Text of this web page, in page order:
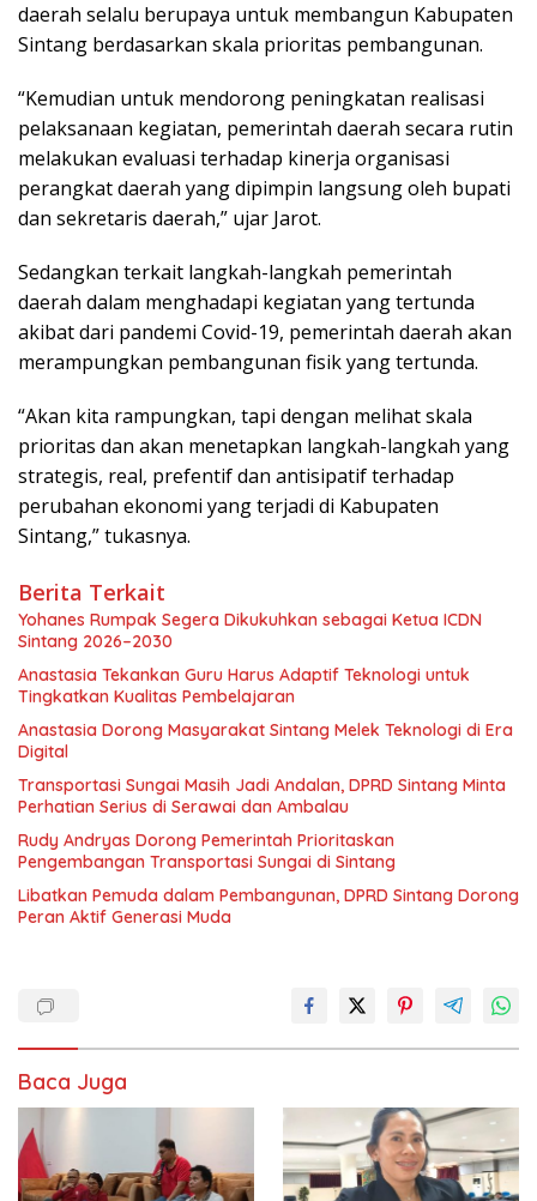
daerah selalu berupaya untuk membangun Kabupaten
Sintang berdasarkan skala prioritas pembangunan.
“Kemudian untuk mendorong peningkatan realisasi
pelaksanaan kegiatan, pemerintah daerah secara rutin
melakukan evaluasi terhadap kinerja organisasi
perangkat daerah yang dipimpin langsung oleh bupati
dan sekretaris daerah,” ujar Jarot.
Sedangkan terkait langkah-langkah pemerintah
daerah dalam menghadapi kegiatan yang tertunda
akibat dari pandemi Covid-19, pemerintah daerah akan
merampungkan pembangunan fisik yang tertunda.
“Akan kita rampungkan, tapi dengan melihat skala
prioritas dan akan menetapkan langkah-langkah yang
strategis, real, prefentif dan antisipatif terhadap
perubahan ekonomi yang terjadi di Kabupaten
Sintang,” tukasnya.
Berita Terkait
Yohanes Rumpak Segera Dikukuhkan sebagai Ketua ICDN
Sintang 2026–2030
Anastasia Tekankan Guru Harus Adaptif Teknologi untuk
Tingkatkan Kualitas Pembelajaran
Anastasia Dorong Masyarakat Sintang Melek Teknologi di Era
Digital
Transportasi Sungai Masih Jadi Andalan, DPRD Sintang Minta
Perhatian Serius di Serawai dan Ambalau
Rudy Andryas Dorong Pemerintah Prioritaskan
Pengembangan Transportasi Sungai di Sintang
Libatkan Pemuda dalam Pembangunan, DPRD Sintang Dorong
Peran Aktif Generasi Muda
Baca Juga